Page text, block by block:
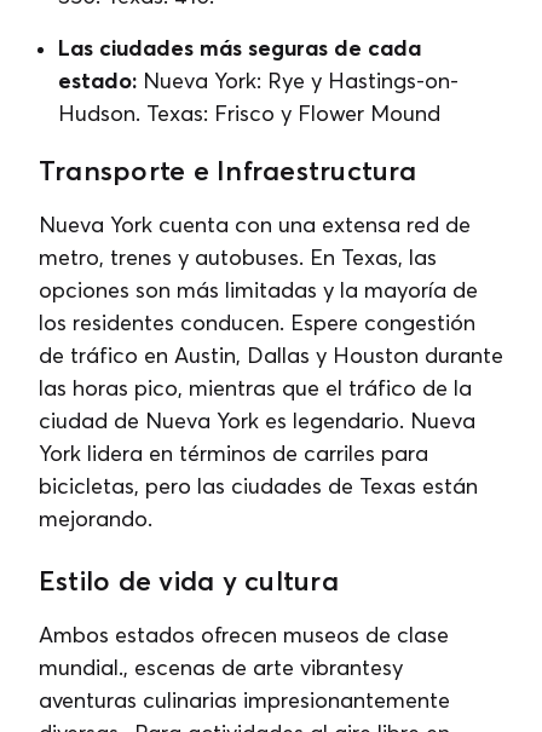
Las ciudades más seguras de cada
estado: Nueva York: Rye y Hastings-on-
Hudson. Texas: Frisco y Flower Mound
Transporte e Infraestructura
Nueva York cuenta con una extensa red de
metro, trenes y autobuses. En Texas, las
opciones son más limitadas y la mayoría de
los residentes conducen. Espere congestión
de tráfico en Austin, Dallas y Houston durante
las horas pico, mientras que el tráfico de la
ciudad de Nueva York es legendario. Nueva
York lidera en términos de carriles para
bicicletas, pero las ciudades de Texas están
mejorando.
Estilo de vida y cultura
Ambos estados ofrecen museos de clase
mundial., escenas de arte vibrantesy
aventuras culinarias impresionantemente